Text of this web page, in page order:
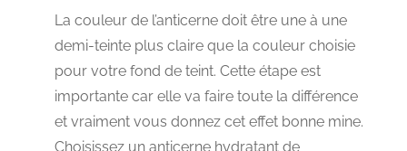
La couleur de l’anticerne doit être une à une
demi-teinte plus claire que la couleur choisie
pour votre fond de teint. Cette étape est
importante car elle va faire toute la différence
et vraiment vous donnez cet effet bonne mine.
Choisissez un anticerne hydratant de